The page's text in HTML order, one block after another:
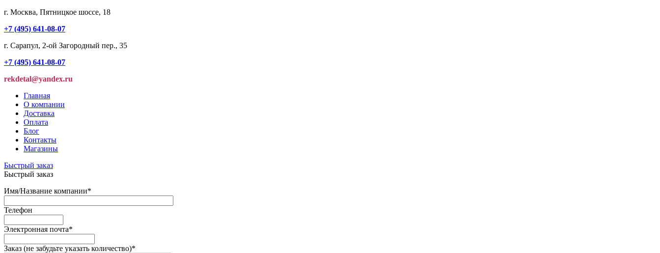
г. Москва, Пятницкое шоссе, 18
+7 (495) 641-08-07
г. Сарапул, 2-ой Загородный пер., 35
+7 (495) 641-08-07
rekdetal@yandex.ru
Главная
О компании
Доставка
Оплата
Блог
Контакты
Магазины
Быстрый заказ
Быстрый заказ
Имя/Название компании*
Телефон
Электронная почта*
Заказ (не забудьте указать количество)*